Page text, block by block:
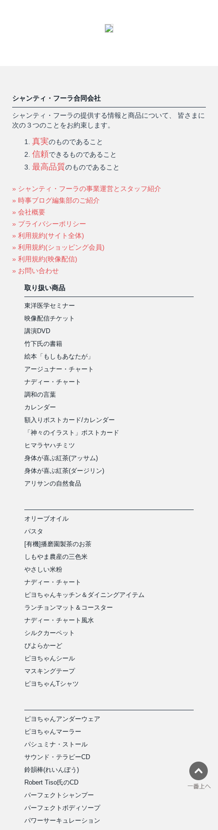
シャンティ・フーラ合同会社
シャンティ・フーラの提供する情報と商品について、 皆さまに
次の３つのことをお約束します。
真実のものであること
信頼できるものであること
最高品質のものであること
» シャンティ・フーラの事業運営とスタッフ紹介
» 時事ブログ編集部のご紹介
» 会社概要
» プライバシーポリシー
» 利用規約(サイト全体)
» 利用規約(ショッピング会員)
» 利用規約(映像配信)
» お問い合わせ
取り扱い商品
東洋医学セミナー
映像配信チケット
講演DVD
竹下氏の書籍
絵本「もしもあなたが」
アージュナー・チャート
ナディー・チャート
調和の言葉
カレンダー
額入りポストカード/カレンダー
「神々のイラスト」ポストカード
ヒマラヤハチミツ
身体が喜ぶ紅茶(アッサム)
身体が喜ぶ紅茶(ダージリン)
アリサンの自然食品
オリーブオイル
パスタ
[有機]播磨園製茶のお茶
しもやま農産の三色米
やさしい米粉
ナディー・チャート
ピヨちゃんキッチン＆ダイニングアイテム
ランチョンマット＆コースター
ナディー・チャート風水
シルクカーペット
ぴよらかーど
ピヨちゃんシール
マスキングテープ
ピヨちゃんTシャツ
ピヨちゃんアンダーウェア
ピヨちゃんマーラー
パシュミナ・ストール
サウンド・テラピーCD
鈴韻棒(れいんぼう)
Robert Tiso氏のCD
パーフェクトシャンプー
パーフェクトボディソープ
パワーサーキュレーション